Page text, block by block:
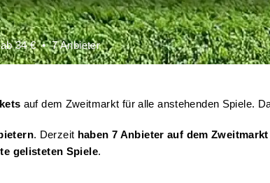
34 € 7 Anbieter
auf dem Zweitmarkt für alle anstehenden Spiele.
. Derzeit haben 7 Anbieter auf dem
gelisteten Spiele.